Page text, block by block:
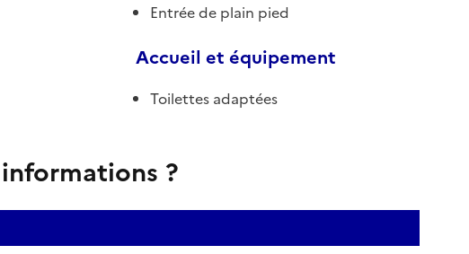
Entrée de plain pied
Accueil et équipement
Toilettes adaptées
?